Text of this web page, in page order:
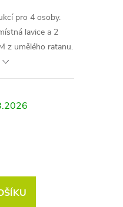
pro 4 osoby.
lavice a 2
z umělého ratanu.